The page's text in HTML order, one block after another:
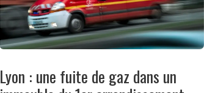
Lyon : une fuite de gaz dans un